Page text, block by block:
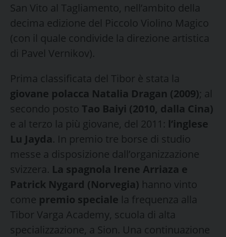
San Vito al Tagliamento, nell’ambito della
decima edizione del Piccolo Violino Magico
(con il quale condivide la direzione artistica
di Pavel Vernikov).
Prima classificata del Tibor è stata la
giovane polacca Natalia Dragan (2009); al
secondo posto Tao Baiyi (2010, dalla Cina)
e al terzo la più giovane, del 2011: l’inglese
Lu Jayda. In premio tre borse di studio
messe a disposizione dall’organizzazione
svizzera. La spagnola Irene Arriaza e
Patrick Nygard (Norvegia) hanno vinto
come premio speciale la frequenza alla
Tibor Varga Academy, scuola di alta
specializzazione, a Sion. Una continuazione